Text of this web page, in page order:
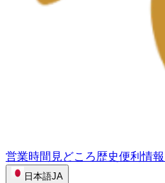
営業時間 見どころ歴史便利情報
日本語JA